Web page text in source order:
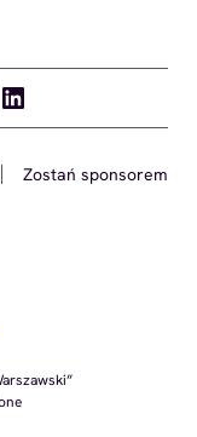
LinkedIn
Zostań sponsorem